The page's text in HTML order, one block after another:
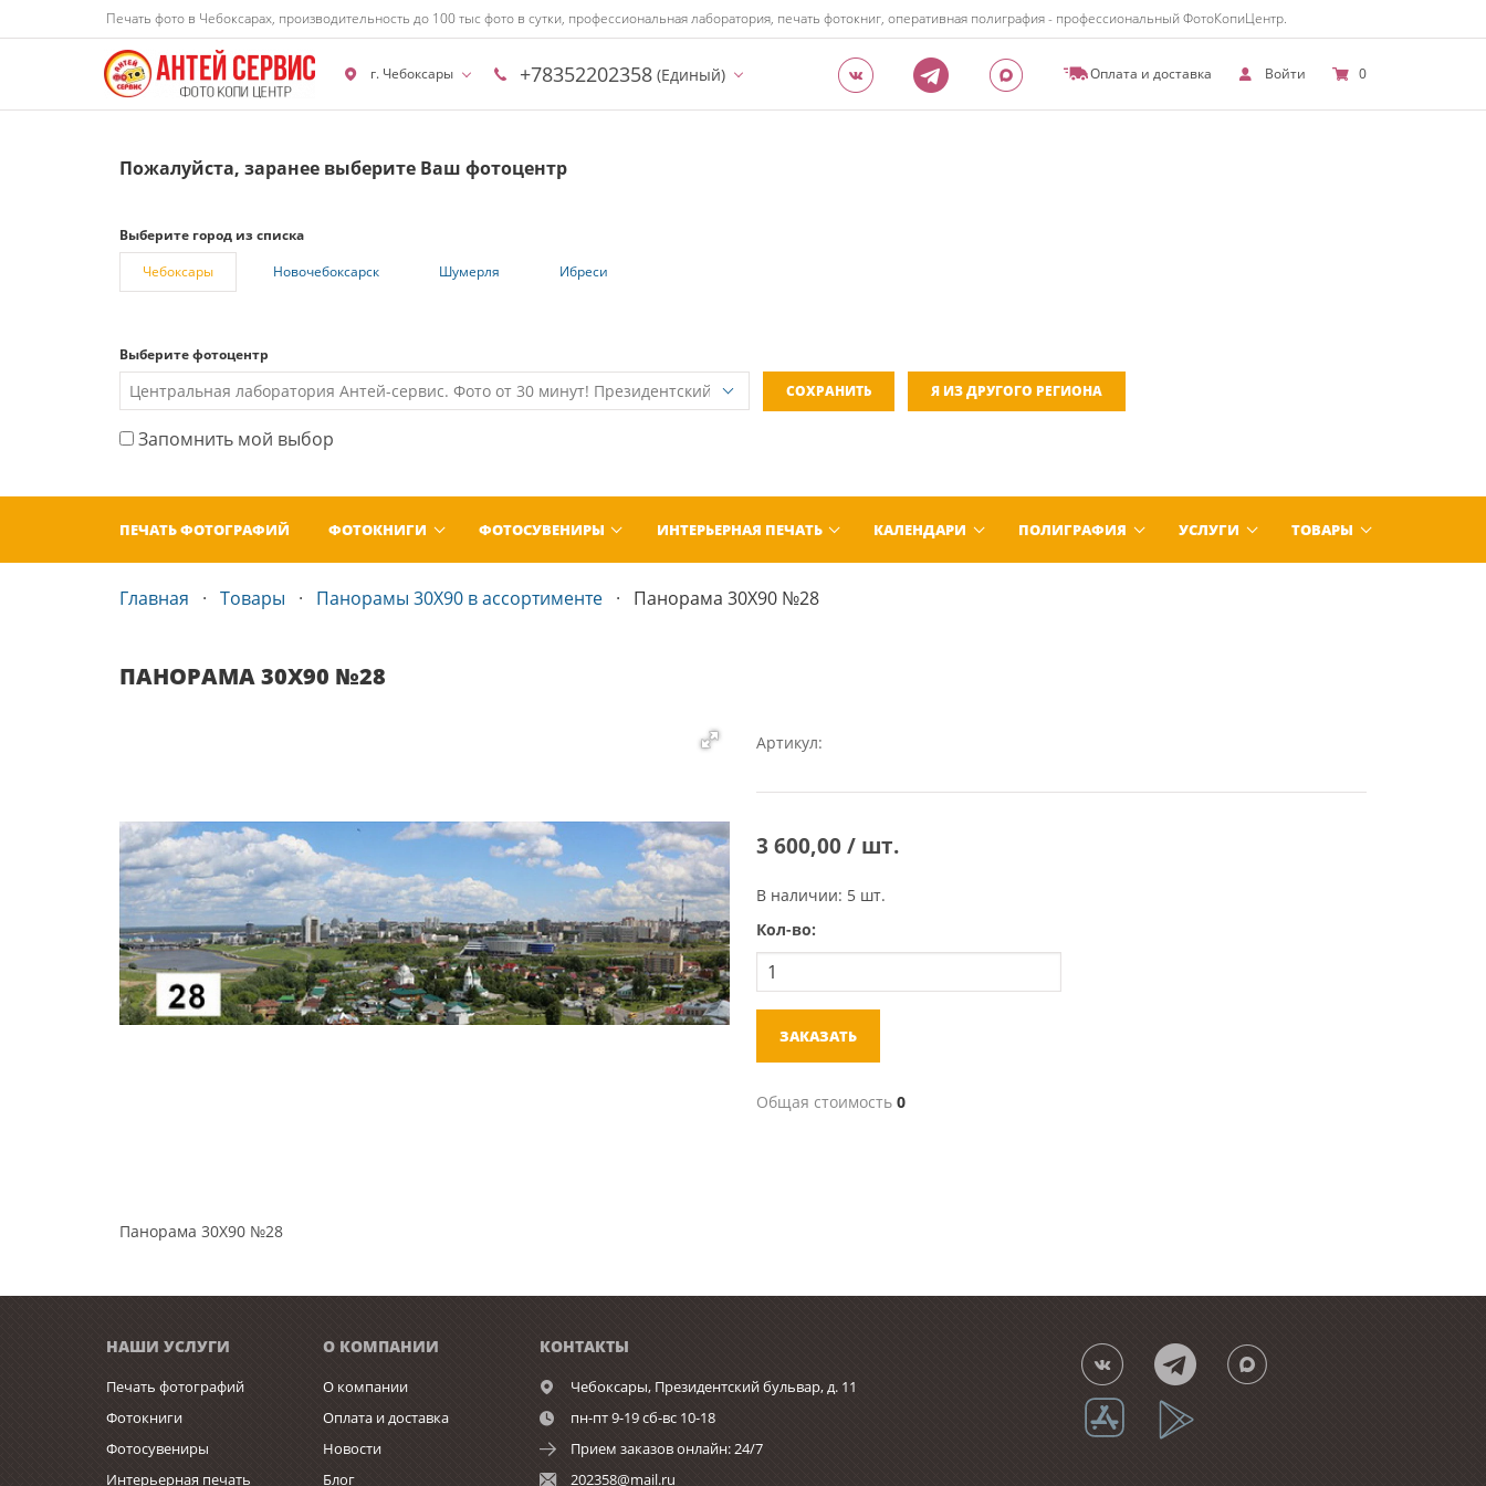
Печать фото в Чебоксарах, производительность до 100 тыс фото в сутки, профессиональная лаборатория, печать фотокниг, оперативная полиграфия - профессиональный ФотоКопиЦентр.
г. Чебоксары +78352202358 (Единый) Оплата и доставка Войти 0
Пожалуйста, заранее выберите Ваш фотоцентр
Выберите город из списка
Чебоксары
Новочебоксарск Шумерля Ибреси
Выберите фотоцентр
СОХРАНИТЬ
Я ИЗ ДРУГОГО РЕГИОНА
Запомнить мой выбор
ПЕЧАТЬ ФОТОГРАФИЙ ФОТОКНИГИ ФОТОСУВЕНИРЫ ИНТЕРЬЕРНАЯ ПЕЧАТЬ КАЛЕНДАРИ ПОЛИГРАФИЯ УСЛУГИ ТОВАРЫ
Главная Товары Панорамы 30Х90 в ассортименте Панорама 30Х90 №28
ПАНОРАМА 30Х90 №28
Артикул:
3 600,00 / шт.
В наличии: 5 шт.
Кол-во:
ЗАКАЗАТЬ
Общая стоимость 0
Панорама 30Х90 №28
НАШИ УСЛУГИ
Печать фотографий
Фотокниги
Фотосувениры
Интерьерная печать
О КОМПАНИИ
О компании
Оплата и доставка
Новости
Блог
КОНТАКТЫ
Чебоксары, Президентский бульвар, д. 11
пн-пт 9-19 сб-вс 10-18
Прием заказов онлайн: 24/7
202358@mail.ru